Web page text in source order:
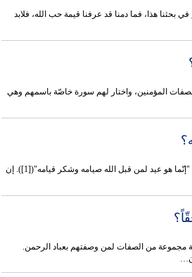
هذا، فما دمنا قد عرفنا قيمة حب الله، فلابد
لصفات المؤمنين، واختار لهم سورة خاصّة باسمهم وهي
ورد عن الإمام علي عليه السلام أنه قال: "إنّما هو عيد لمن قبل الله صيامه وشكر قيامه"([1]). إن
مجموعة من الصفات لمن وصفتهم بعباد الرحمن.